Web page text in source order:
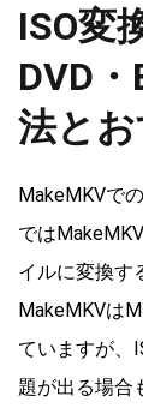
ISO変
DVD
法とお
MakeMKVで
では
イルに変換す
MakeMKVは
ていますが、
題が出る場合